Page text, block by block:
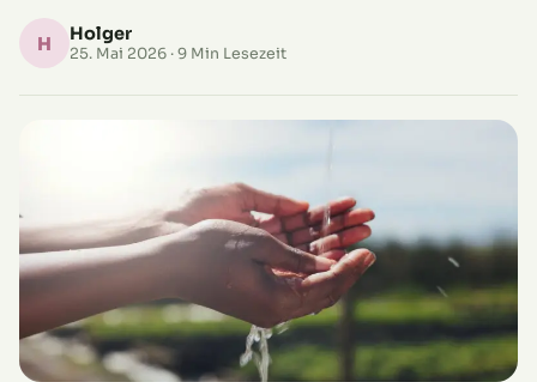
H Holger
25. Mai 2026 · 9 Min Lesezeit